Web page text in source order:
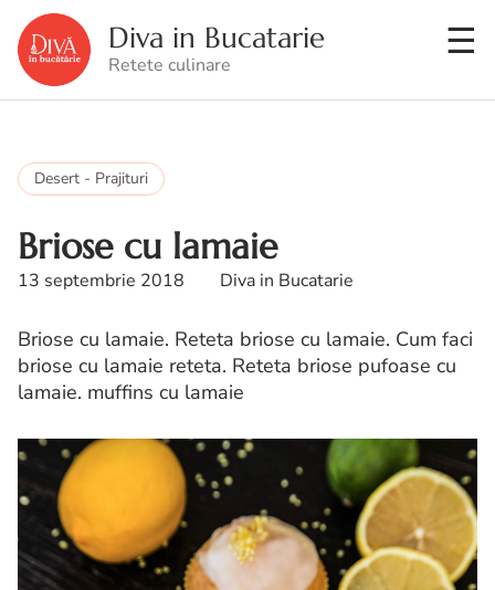
Diva in Bucatarie
Retete culinare
Desert - Prajituri
Briose cu lamaie
13 septembrie 2018 Diva in Bucatarie
Briose cu lamaie. Reteta briose cu lamaie. Cum faci
briose cu lamaie reteta. Reteta briose pufoase cu
lamaie. muffins cu lamaie